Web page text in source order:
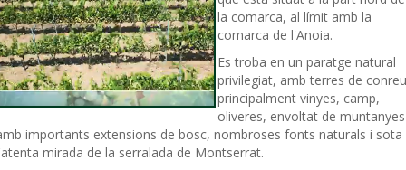
la comarca, al límit amb la
comarca de l'Anoia.
Es troba en un paratge natural
privilegiat, amb terres de
principalment vinyes, camp,
oliveres, envoltat de muntanyes
importants extensions de bosc, nombroses fonts naturals i sota
mirada de la serralada de Montserrat.